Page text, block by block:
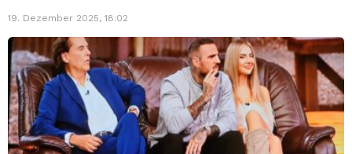
19. Dezember 2025, 18:02